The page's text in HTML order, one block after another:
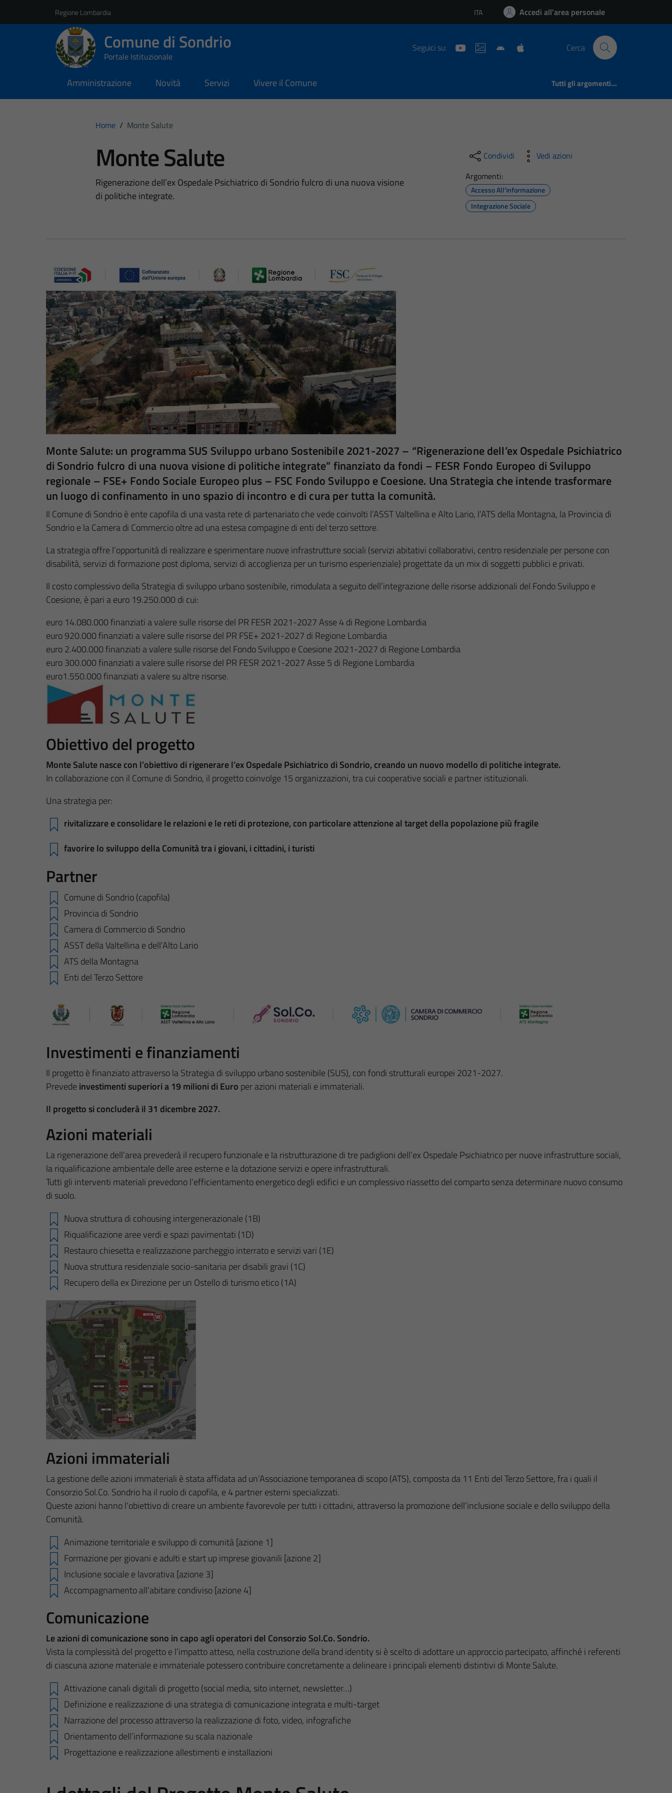
Regione Lombardia Lingua attiva:
ITA Accedi all'area personale
Comune di Sondrio
Portale Istituzionale
Seguici su: Cerca
Amministrazione Novità Servizi Vivere il Comune Tutti gli argomenti...
Home / Monte Salute
Monte Salute
Rigenerazione dell’ex Ospedale Psichiatrico di Sondrio fulcro di una nuova visione
di politiche integrate.
Condividi
Vedi azioni
Argomenti:
Accesso All'informazione
Integrazione Sociale
Monte Salute: un programma SUS Sviluppo urbano Sostenibile 2021-2027 – “Rigenerazione dell’ex Ospedale Psichiatrico
di Sondrio fulcro di una nuova visione di politiche integrate” finanziato da fondi – FESR Fondo Europeo di Sviluppo
regionale – FSE+ Fondo Sociale Europeo plus – FSC Fondo Sviluppo e Coesione. Una Strategia che intende trasformare
un luogo di confinamento in uno spazio di incontro e di cura per tutta la comunità.
Il Comune di Sondrio è ente capofila di una vasta rete di partenariato che vede coinvolti l’ASST Valtellina e Alto Lario, l’ATS della Montagna, la Provincia di
Sondrio e la Camera di Commercio oltre ad una estesa compagine di enti del terzo settore.
La strategia offre l’opportunità di realizzare e sperimentare nuove infrastrutture sociali (servizi abitativi collaborativi, centro residenziale per persone con
disabilità, servizi di formazione post diploma, servizi di accoglienza per un turismo esperienziale) progettate da un mix di soggetti pubblici e privati.
Il costo complessivo della Strategia di sviluppo urbano sostenibile, rimodulata a seguito dell’integrazione delle risorse addizionali del Fondo Sviluppo e
Coesione, è pari a euro 19.250.000 di cui:
euro 14.080.000 finanziati a valere sulle risorse del PR FESR 2021-2027 Asse 4 di Regione Lombardia
euro 920.000 finanziati a valere sulle risorse del PR FSE+ 2021-2027 di Regione Lombardia
euro 2.400.000 finanziati a valere sulle risorse del Fondo Sviluppo e Coesione 2021-2027 di Regione Lombardia
euro 300.000 finanziati a valere sulle risorse del PR FESR 2021-2027 Asse 5 di Regione Lombardia
euro1.550.000 finanziati a valere su altre risorse.
Obiettivo del progetto
Monte Salute nasce con l’obiettivo di rigenerare l’ex Ospedale Psichiatrico di Sondrio, creando un nuovo modello di politiche integrate.
In collaborazione con il Comune di Sondrio, il progetto coinvolge 15 organizzazioni, tra cui cooperative sociali e partner istituzionali.
Una strategia per:
rivitalizzare e consolidare le relazioni e le reti di protezione, con particolare attenzione al target della popolazione più fragile
favorire lo sviluppo della Comunità tra i giovani, i cittadini, i turisti
Partner
Comune di Sondrio (capofila)
Provincia di Sondrio
Camera di Commercio di Sondrio
ASST della Valtellina e dell’Alto Lario
ATS della Montagna
Enti del Terzo Settore
Investimenti e finanziamenti
Il progetto è finanziato attraverso la Strategia di sviluppo urbano sostenibile (SUS), con fondi strutturali europei 2021-2027.
Prevede investimenti superiori a 19 milioni di Euro per azioni materiali e immateriali.
Il progetto si concluderà il 31 dicembre 2027.
Azioni materiali
La rigenerazione dell’area prevederà il recupero funzionale e la ristrutturazione di tre padiglioni dell’ex Ospedale Psichiatrico per nuove infrastrutture sociali,
la riqualificazione ambientale delle aree esterne e la dotazione servizi e opere infrastrutturali.
Tutti gli interventi materiali prevedono l’efficientamento energetico degli edifici e un complessivo riassetto del comparto senza determinare nuovo consumo
di suolo.
Nuova struttura di cohousing intergenerazionale (1B)
Riqualificazione aree verdi e spazi pavimentati (1D)
Restauro chiesetta e realizzazione parcheggio interrato e servizi vari (1E)
Nuova struttura residenziale socio-sanitaria per disabili gravi (1C)
Recupero della ex Direzione per un Ostello di turismo etico (1A)
Azioni immateriali
La gestione delle azioni immateriali è stata affidata ad un’Associazione temporanea di scopo (ATS), composta da 11 Enti del Terzo Settore, fra i quali il
Consorzio Sol.Co. Sondrio ha il ruolo di capofila, e 4 partner esterni specializzati.
Queste azioni hanno l’obiettivo di creare un ambiente favorevole per tutti i cittadini, attraverso la promozione dell’inclusione sociale e dello sviluppo della
Comunità.
Animazione territoriale e sviluppo di comunità [azione 1]
Formazione per giovani e adulti e start up imprese giovanili [azione 2]
Inclusione sociale e lavorativa [azione 3]
Accompagnamento all’abitare condiviso [azione 4]
Comunicazione
Le azioni di comunicazione sono in capo agli operatori del Consorzio Sol.Co. Sondrio.
Vista la complessità del progetto e l’impatto atteso, nella costruzione della brand identity si è scelto di adottare un approccio partecipato, affinché i referenti
di ciascuna azione materiale e immateriale potessero contribuire concretamente a delineare i principali elementi distintivi di Monte Salute.
Attivazione canali digitali di progetto (social media, sito internet, newsletter…)
Definizione e realizzazione di una strategia di comunicazione integrata e multi-target
Narrazione del processo attraverso la realizzazione di foto, video, infografiche
Orientamento dell’informazione su scala nazionale
Progettazione e realizzazione allestimenti e installazioni